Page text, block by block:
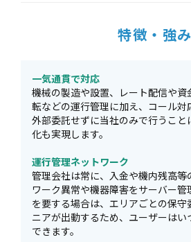
特徴・強み
一気通貫で対応
機械の製造や設置、レート配信や
転などの運行管理に加え、コール対
外部委託せずに当社のみで行うこと
化も実現します。
運行管理ネットワーク
管理会社は常に、入金や機内残高等
ワーク異常や機器障害をサーバー
を要する場合は、エリアごとの保守
ニアが出動するため、ユーザーはい
できます。